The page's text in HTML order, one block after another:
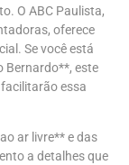
O ABC Paulista,
oferece
Se você está
Bernardo**, este
essa
ar livre** e das
a detalhes que